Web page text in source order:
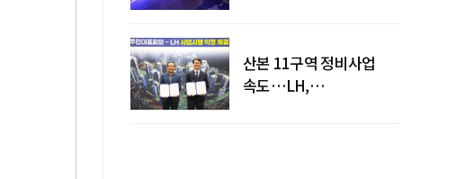
산본 11구역 정비사업
속도…LH,